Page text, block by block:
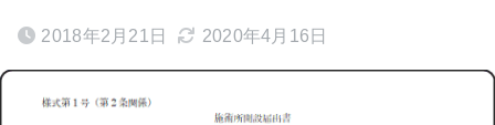
2018年2月21日 2020年4月16日